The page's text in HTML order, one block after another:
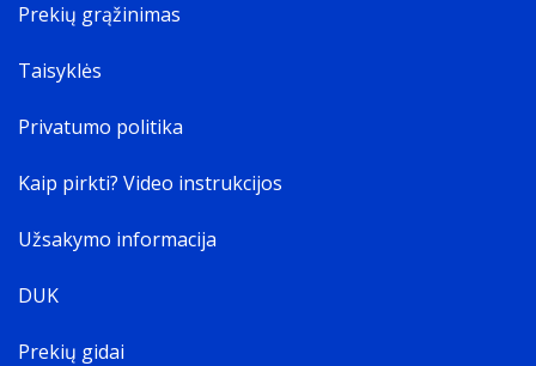
Prekių grąžinimas
Taisyklės
Privatumo politika
Kaip pirkti? Video instrukcijos
Užsakymo informacija
DUK
Prekių gidai